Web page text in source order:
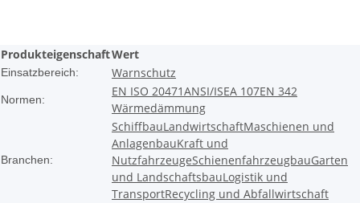
ProdukteigenschaftWert
Einsatzbereich: Warnschutz
Normen:
EN ISO 20471ANSI/ISEA 107EN 342
Wärmedämmung
Branchen:
SchiffbauLandwirtschaftMaschienen und
AnlagenbauKraft und
NutzfahrzeugeSchienenfahrzeugbauGarten
und LandschaftsbauLogistik und
TransportRecycling und Abfallwirtschaft